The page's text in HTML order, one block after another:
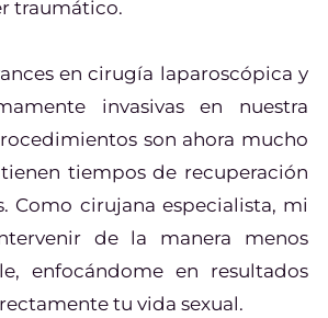
traumático.
en cirugía laparoscópica y
invasivas en nuestra
son ahora mucho
tiempos de recuperación
Como cirujana especialista, mi
de la manera menos
enfocándome en resultados
tu vida sexual.